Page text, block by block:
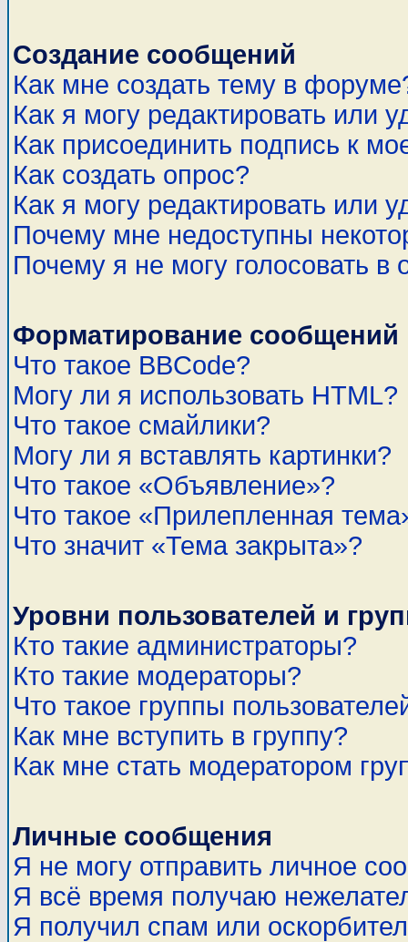
Создание сообщений
Как мне создать тему в
Как я могу редактировать или
Как присоединить подпись к
Как создать опрос?
Как я могу редактировать или
Почему мне недоступны
Почему я не могу голосовать в
Форматирование
Что такое BBCode?
Могу ли я использовать HTML?
Что такое смайлики?
Могу ли я вставлять картинки?
Что такое «Объявление»?
Что такое «Прилепленная
Что значит «Тема закрыта»?
Уровни пользователей и
Кто такие администраторы?
Кто такие модераторы?
Что такое группы
Как мне вступить в группу?
Как мне стать модератором
Личные сообщения
Я не могу отправить личное
Я всё время получаю
Я получил спам или